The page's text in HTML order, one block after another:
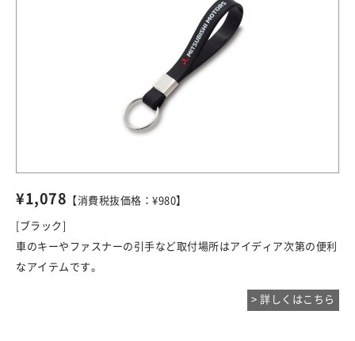
¥1,078 【消費税抜価格：¥980】
[ブラック]
車のキーやファスナーの引手など取付場所はアイディア次第の便利
なアイテムです。
> 詳しくはこちら